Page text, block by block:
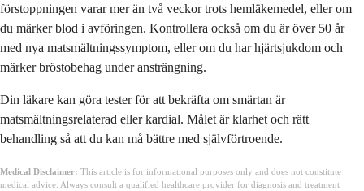
förstoppningen varar mer än två veckor trots hemläkemedel, eller om
du märker blod i avföringen. Kontrollera också om du är över 50 år
med nya matsmältningssymptom, eller om du har hjärtsjukdom och
märker bröstobehag under ansträngning.
Din läkare kan göra tester för att bekräfta om smärtan är
matsmältningsrelaterad eller kardial. Målet är klarhet och rätt
behandling så att du kan må bättre med självförtroende.
Medical Disclaimer: This article is for informational purposes only and does not constitute
medical advice. Always consult a qualified healthcare provider for diagnosis and treatment